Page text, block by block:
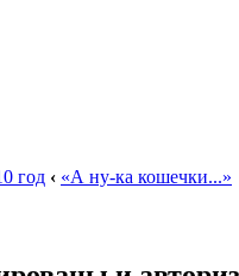
год ‹ «А ну-ка кошечки...»